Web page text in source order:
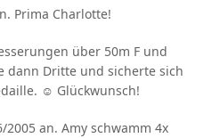
Prima Charlotte!
über 50m F und
dann Dritte und sicherte sich
☺ Glückwunsch!
2005 an. Amy schwamm 4x